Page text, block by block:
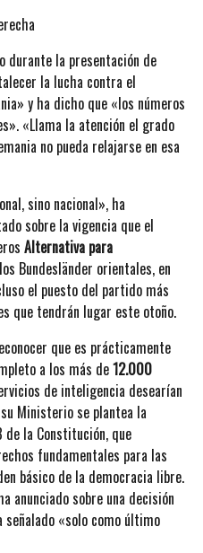
durante la presentación de
la lucha contra el
y ha dicho que «los números
«Llama la atención el grado
no pueda relajarse en esa
sino nacional», ha
sobre la vigencia que el
Alternativa para
Bundesländer orientales, en
el puesto del partido más
que tendrán lugar este otoño.
que es prácticamente
a los más de12.000
de inteligencia desearían
Ministerio se plantea la
la Constitución, que
fundamentales para las
básico de la democracia libre.
anunciado sobre una decisión
señalado «solo como último